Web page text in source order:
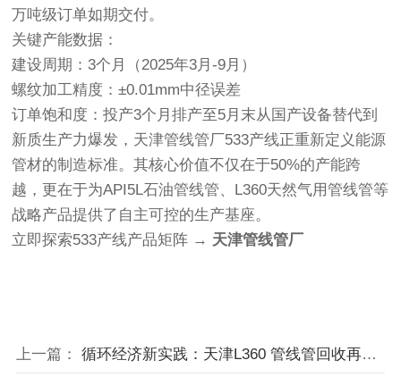
万吨级订单如期交付。
关键产能数据：
建设周期：3个月（2025年3月-9月）
螺纹加工精度：±0.01mm中径误差
订单饱和度：投产3个月排产至5月末从国产设备替代到
新质生产力爆发，天津管线管厂533产线正重新定义能源
管材的制造标准。其核心价值不仅在于50%的产能跨
越，更在于为API5L石油管线管、L360天然气用管线管等
战略产品提供了自主可控的生产基座。
立即探索533产线产品矩阵 → 天津管线管厂
上一篇： 循环经济新实践：天津L360 管线管回收再利用产业链调查